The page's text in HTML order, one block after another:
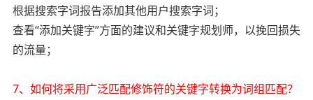
根据搜索字词报告添加其他用户搜索字词；
查看“添加关键字”方面的建议和关键字规划师，以挽回损失
的流量；
7、如何将采用广泛匹配修饰符的关键字转换为词组匹配？